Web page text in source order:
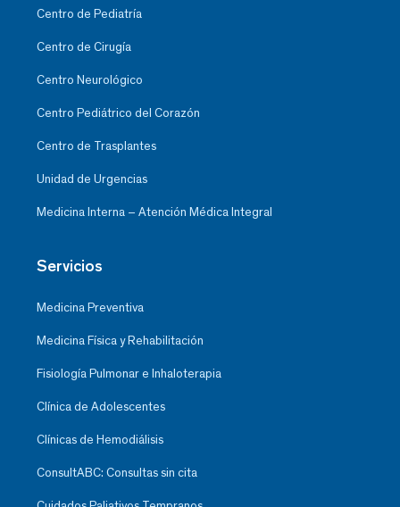
Centro de Pediatría
Centro de Cirugía
Centro Neurológico
Centro Pediátrico del Corazón
Centro de Trasplantes
Unidad de Urgencias
Medicina Interna – Atención Médica Integral
Servicios
Medicina Preventiva
Medicina Física y Rehabilitación
Fisiología Pulmonar e Inhaloterapia
Clínica de Adolescentes
Clínicas de Hemodiálisis
ConsultABC: Consultas sin cita